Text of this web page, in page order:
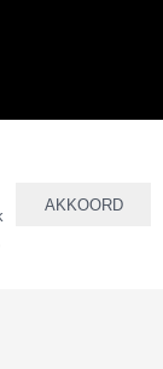
AKKOORD